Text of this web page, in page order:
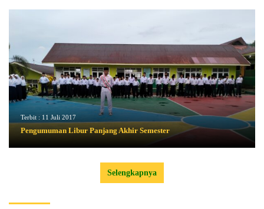
Terbit : 11 Juli 2017
Pengumuman Libur Panjang Akhir Semester
Selengkapnya